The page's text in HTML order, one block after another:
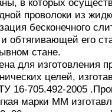
проволоки из
бесконечного
обтягивающей его
стане.
для изготовления
целей,
16-705.492-2005
марки ММ